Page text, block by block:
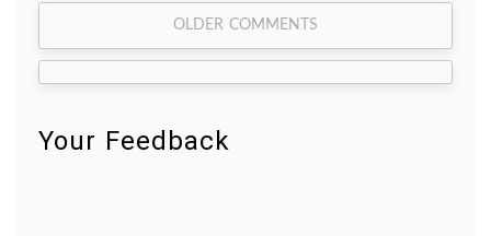
Comment
navigation
OLDER COMMENTS
Your Feedback